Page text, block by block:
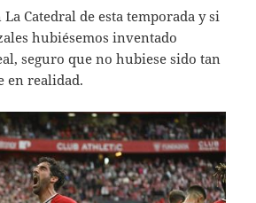
Catedral de esta temporada y si
hubiésemos inventado
seguro que no hubiese sido tan
en realidad.